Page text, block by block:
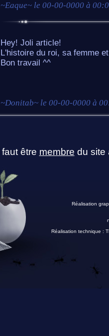
~Eaque~ le 00-00-0000 à
Hey! Joli article!
L'histoire du roi, sa femme
Bon travail ^^
~Donitab~ le 00-00-0000 à
faut être membre du site
Réalisation
Réalisation technique :